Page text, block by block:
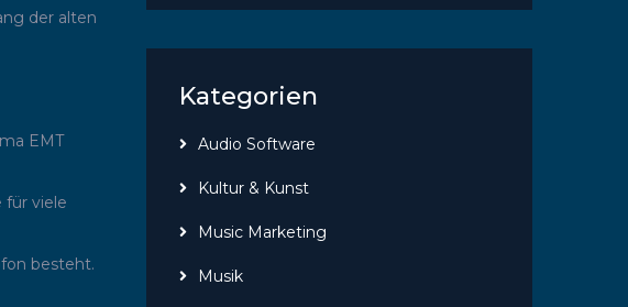
der alten
EMT
für viele
besteht.
Kategorien
Audio Software
Kultur & Kunst
Music Marketing
Musik